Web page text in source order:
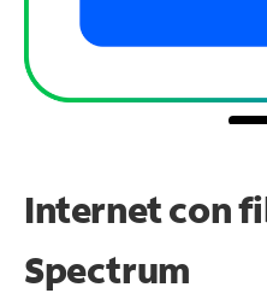
Internet con
Spectrum